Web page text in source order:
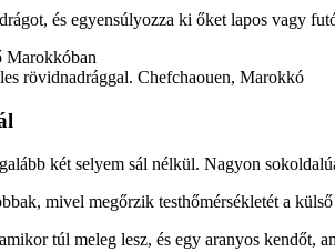
és egyensúlyozza ki őket lapos vagy
rövidnadrággal. Chefchaouen, Marokkó
két selyem sál nélkül. Nagyon
mivel megőrzik testhőmérsékletét a
túl meleg lesz, és egy aranyos kendőt,